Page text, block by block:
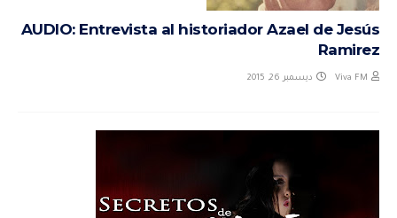
AUDIO: Entrevista al historiador Azael de Jesús
Ramirez
Viva FM ديسمبر 26, 2015